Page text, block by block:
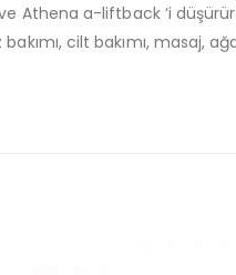
Athena a-liftback ‘i
cilt bakımı, masaj,